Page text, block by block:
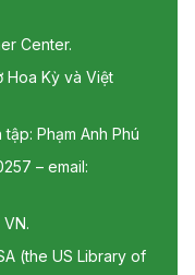
Center.
Hoa Kỳ và Việt
Phạm Anh Phú
– email:
(the US Library of